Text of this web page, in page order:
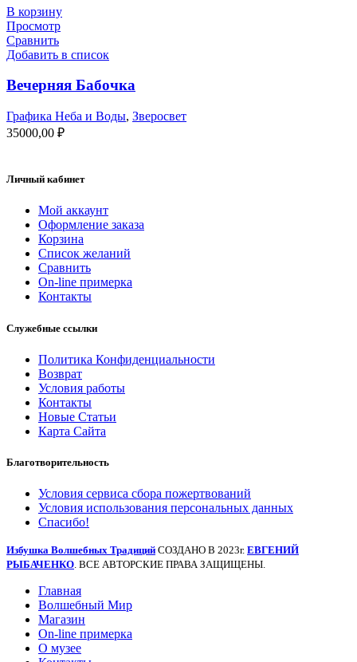
В корзину
Просмотр
Сравнить
Добавить в список
Вечерняя Бабочка
Графика Неба и Воды, Зверосвет
35000,00 ₽
Личный кабинет
Мой аккаунт
Оформление заказа
Корзина
Список желаний
Сравнить
On-line примерка
Контакты
Служебные ссылки
Политика Конфиденциальности
Возврат
Условия работы
Контакты
Новые Статьи
Карта Сайта
Благотворительность
Условия сервиса сбора пожертвований
Условия использования персональных данных
Спасибо!
Избушка Волшебных Традиций СОЗДАНО В 2023г. ЕВГЕНИЙ
РЫБАЧЕНКО. ВСЕ АВТОРСКИЕ ПРАВА ЗАЩИЩЕНЫ.
Главная
Волшебный Мир
Магазин
On-line примерка
О музее